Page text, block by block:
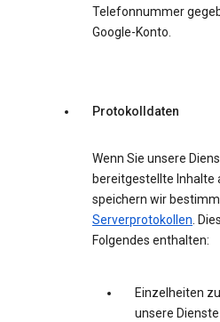
Telefonnummer
Google-Konto.
Protokolldaten
Wenn Sie unsere
bereitgestellte
speichern wir
Serverprotokollen.
Folgendes enthalten:
Einzelheiten
unsere